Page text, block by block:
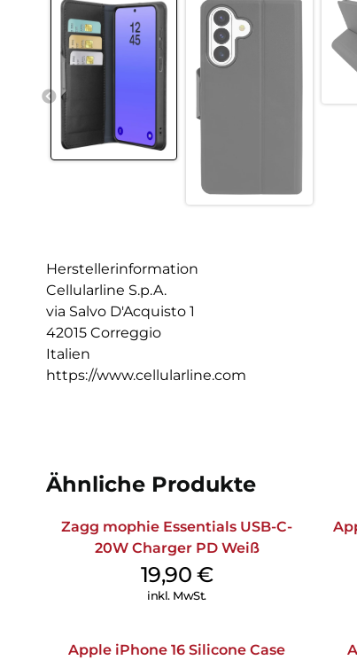
Herstellerinformation
Cellularline S.p.A.
via Salvo D'Acquisto 1
42015 Correggio
Italien
https://www.cellularline.com
Ähnliche Produkte
Zagg mophie Essentials USB-C-
20W Charger PD Weiß
19,90 €
inkl. MwSt.
Apple iPhone 16 Silicone Case